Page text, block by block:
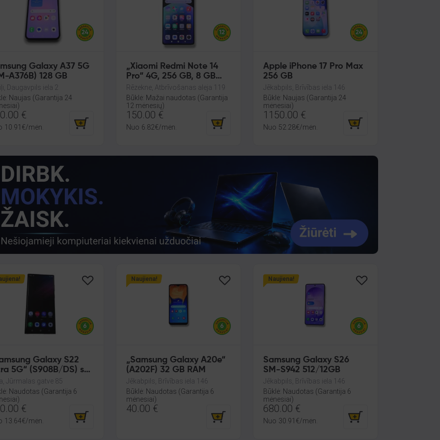
Galaxy A37 5G
A376B) 128 GB
Daugavpils iela 2
Naujas (Garantija 24
€
10.91 €/mėn.
„Xiaomi Redmi Note 14
Pro“ 4G, 256 GB, 8 GB
RAM
Rēzekne, Atbrīvošanas aleja 119
Būklė: Mažai naudotas (Garantija
12 mėnesių)
150.00 €
Nuo 6.82€/mėn.
Apple iPhone 17 Pro Max
256 GB
Jēkabpils, Brīvības iela 146
Būklė: Naujas (Garantija 24
mėnesiai)
1150.00 €
Nuo 52.28€/mėn.
Galaxy S22
5G“ (S908B/DS) su
GB RAM ir 12 GB
Jūrmalas gatve 85
Naudotas (Garantija 6
€
13.64€/mėn.
Naujiena!
„Samsung Galaxy A20e“
(A202F) 32 GB RAM
Jēkabpils, Brīvības iela 146
Būklė: Naudotas (Garantija 6
mėnesiai)
40.00 €
Naujiena!
Samsung Galaxy S26
SM-S942 512/12GB
Jēkabpils, Brīvības iela 146
Būklė: Naudotas (Garantija 6
mėnesiai)
680.00 €
Nuo 30.91 €/mėn.